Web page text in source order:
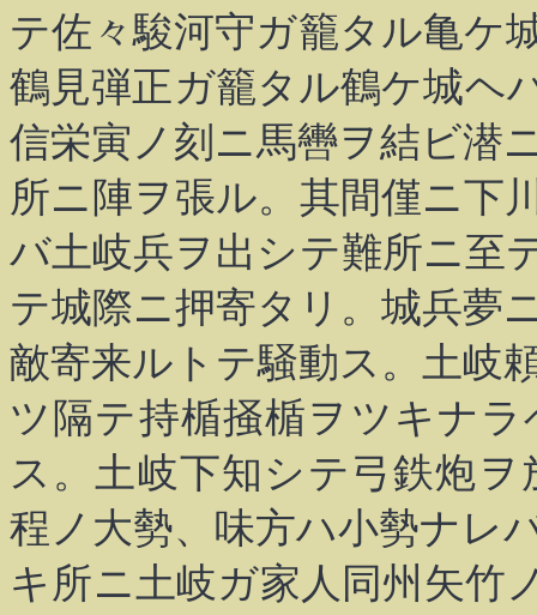
テ佐々駿河守ガ籠タル亀ケ
鶴見弾正ガ籠タル鶴ケ城ヘ
信栄寅ノ刻ニ馬轡ヲ結ビ潜
所ニ陣ヲ張ル。其間僅ニ下
バ土岐兵ヲ出シテ難所ニ至
テ城際ニ押寄タリ。城兵夢
敵寄来ルトテ騒動ス。土岐
ツ隔テ持楯掻楯ヲツキナ
ス。土岐下知シテ弓鉄炮
程ノ大勢、味方ハ小勢ナレ
キ所ニ土岐ガ家人同州矢竹